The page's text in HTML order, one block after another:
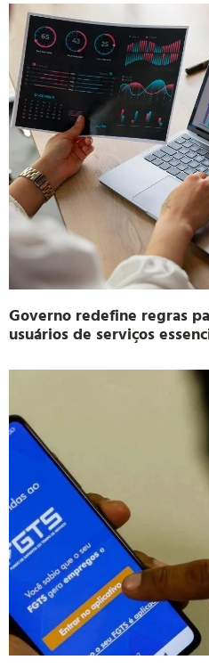
Governo redefine regras
usuários de serviços